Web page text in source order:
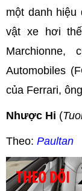
một danh
vật xe hơi
Marchionne,
Automobiles
của Ferrari,
Nhược Hi (
Theo: Paultan